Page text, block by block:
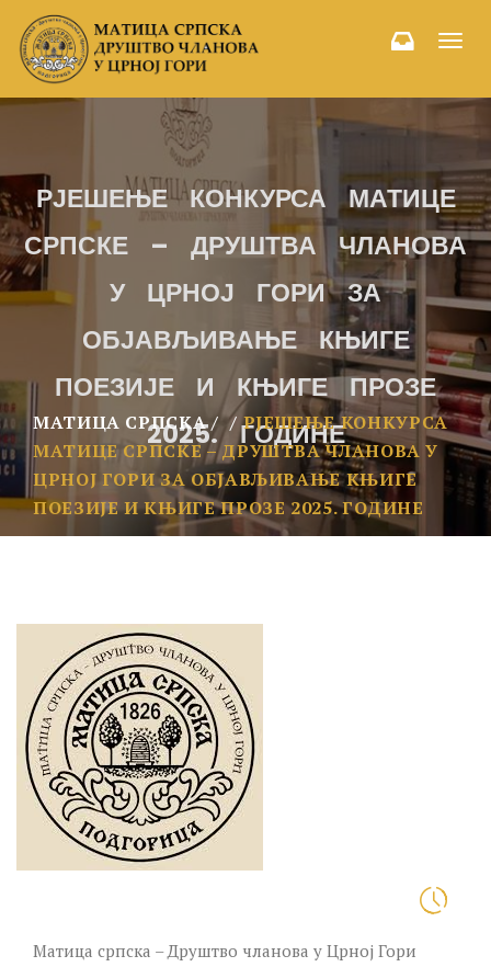
РЈЕШЕЊЕ КОНКУРСА МАТИЦЕ
СРПСКЕ – ДРУШТВА ЧЛАНОВА
У ЦРНОЈ ГОРИ ЗА
ОБЈАВЉИВАЊЕ КЊИГЕ
ПОЕЗИЈЕ И КЊИГЕ ПРОЗЕ
2025. ГОДИНЕ
МАТИЦА СРПСКА
РЈЕШЕЊЕ КОНКУРСА
МАТИЦЕ СРПСКЕ – ДРУШТВА ЧЛАНОВА У
ЦРНОЈ ГОРИ ЗА ОБЈАВЉИВАЊЕ КЊИГЕ
ПОЕЗИЈЕ И КЊИГЕ ПРОЗЕ 2025. ГОДИНЕ
Матица српска – Друштво чланова у Црној Гори